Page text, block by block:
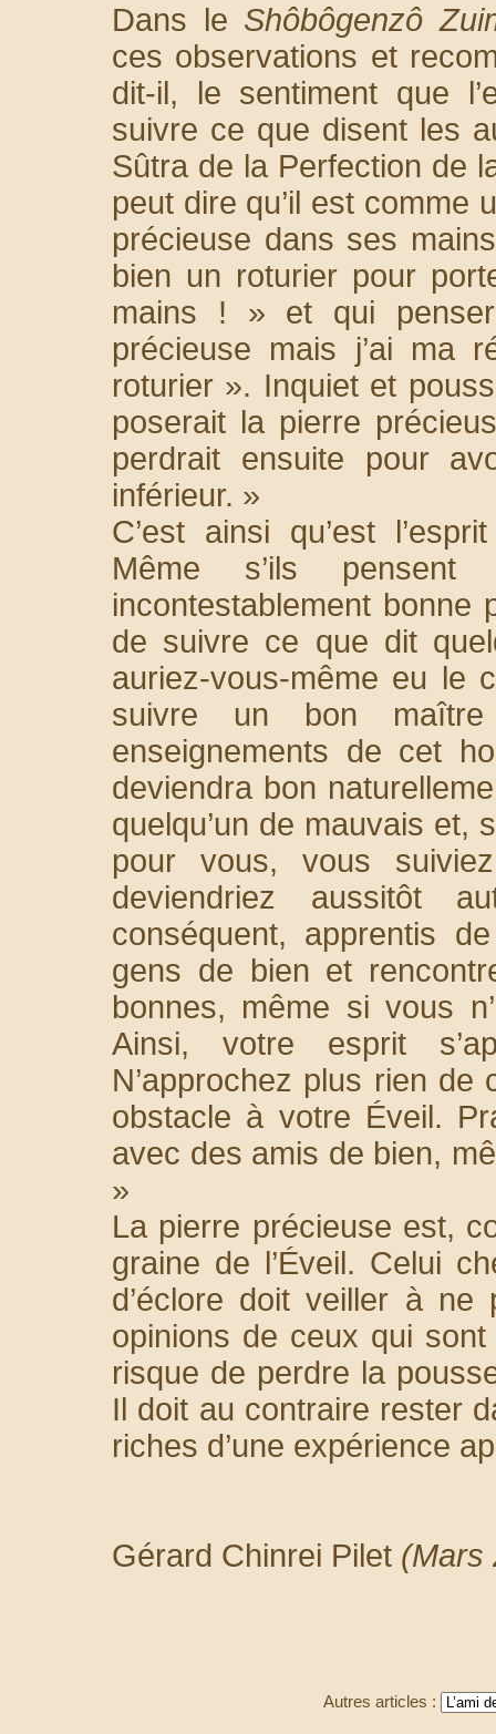
Dans le Shôbôgenzô
ces observations et
dit-il, le sentiment que
suivre ce que disent les
Sûtra de la Perfection de
peut dire qu’il est comme
précieuse dans ses
bien un roturier pour
mains ! » et qui
précieuse mais j’ai ma
roturier ». Inquiet et
poserait la pierre
perdrait ensuite pour
inférieur. »
C’est ainsi qu’est
Même s’ils pensent
incontestablement bonne
de suivre ce que dit
auriez-vous-même eu le
suivre un bon maître
enseignements de cet
deviendra bon
quelqu’un de mauvais et,
pour vous, vous
deviendriez aussitôt
conséquent, apprentis
gens de bien et
bonnes, même si vous
Ainsi, votre esprit
N’approchez plus rien de
obstacle à votre Éveil.
avec des amis de bien,
»
La pierre précieuse est,
graine de l’Éveil. Celui
d’éclore doit veiller à
opinions de ceux qui
risque de perdre la
Il doit au contraire rester
riches d’une expérience
Gérard Chinrei Pilet (Mars
Autres articles :